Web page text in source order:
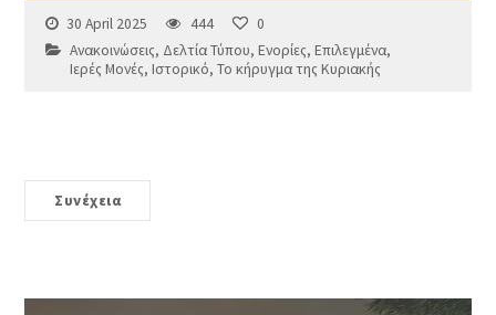
30 April 2025 444
0
Ανακοινώσεις, Δελτία Τύπου,Ενορίες,Επιλεγμένα,
Ιερές Μονές,Ιστορικό,Το κήρυγμα της Κυριακής
Συνέχεια